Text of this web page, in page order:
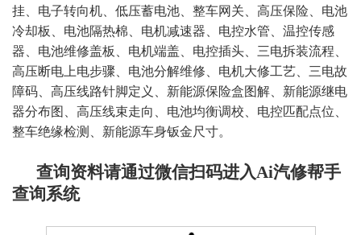
挂、电子转向机、低压蓄电池、整车网关、高压保险、电池
冷却板、电池隔热棉、电机减速器、电控水管、温控传感
器、电池维修盖板、电机端盖、电控插头、三电拆装流程、
高压断电上电步骤、电池分解维修、电机大修工艺、三电故
障码、高压线路针脚定义、新能源保险盒图解、新能源继电
器分布图、高压线束走向、电池均衡调校、电控匹配点位、
整车绝缘检测、新能源车身钣金尺寸。
查询资料请通过微信扫码进入Ai汽修帮手
查询系统